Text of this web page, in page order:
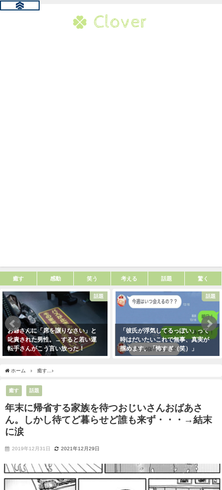
癒す 感動 笑う 考える 話題 驚く
話題
お爺さんに「席を譲りなさい」と
叱責された男性。→すると若い運
転手さんがこう言い放った！
話題
「彼氏が浮気してるっぽい」って
時はだいたいこれで無事、真実が
掴めます。「怖すぎ（笑）」
ホーム 癒す
癒す 話題
年末に帰省する家族を待つおじいさんおばあさ
ん。しかし待てど暮らせど誰も来ず・・・→結末
に涙
2019年12月31日 2021年12月29日